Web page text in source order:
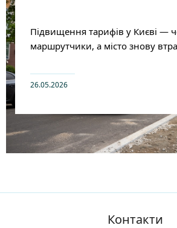
Підвищення тарифів у Києві —
маршрутчики, а місто знову
26.05.2026
Контакти